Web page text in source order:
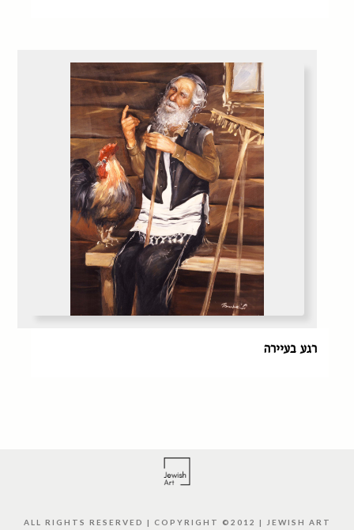
רגע בעיירה
ALL RIGHTS RESERVED | COPYRIGHT ©2012 | JEWISH ART